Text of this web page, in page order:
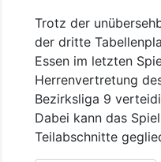
Trotz der
der dritte
Essen im letzten
Herrenvertretung
Bezirksliga 9
Dabei kann das
Teilabschnitte